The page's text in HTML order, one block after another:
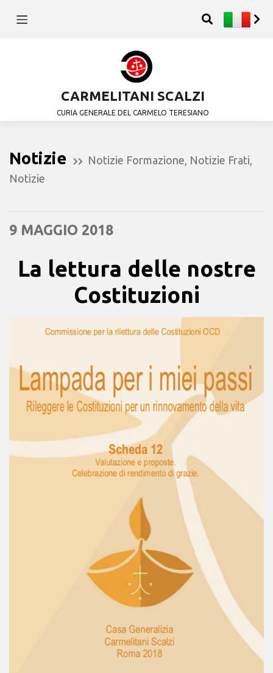
CARMELITANI SCALZI
CURIA GENERALE DEL CARMELO TERESIANO
Notizie Notizie Formazione Notizie Frati
Notizie
9 MAGGIO 2018
La lettura delle nostre
Costituzioni